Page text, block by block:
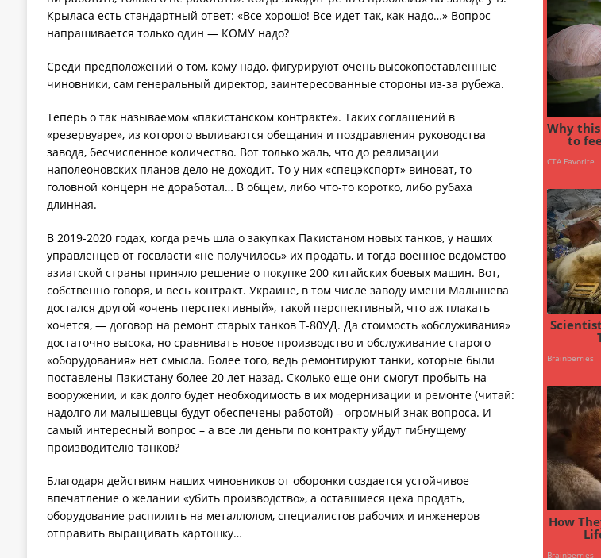
Крыласа есть стандартный ответ: «Все хорошо! Все идет так, как надо…» Вопрос
напрашивается только один — КОМУ надо?
Среди предположений о том, кому надо, фигурируют очень высокопоставленные
чиновники, сам генеральный директор, заинтересованные стороны из-за рубежа.
Теперь о так называемом «пакистанском контракте». Таких соглашений в
«резервуаре», из которого выливаются обещания и поздравления руководства
завода, бесчисленное количество. Вот только жаль, что до реализации
наполеоновских планов дело не доходит. То у них «спецэкспорт» виноват, то
головной концерн не доработал… В общем, либо что-то коротко, либо рубаха
длинная.
В 2019-2020 годах, когда речь шла о закупках Пакистаном новых танков, у наших
управленцев от госвласти «не получилось» их продать, и тогда военное ведомство
азиатской страны приняло решение о покупке 200 китайских боевых машин. Вот,
собственно говоря, и весь контракт. Украине, в том числе заводу имени Малышева
достался другой «очень перспективный», такой перспективный, что аж плакать
хочется, — договор на ремонт старых танков Т-80УД. Да стоимость «обслуживания»
достаточно высока, но сравнивать новое производство и обслуживание старого
«оборудования» нет смысла. Более того, ведь ремонтируют танки, которые были
поставлены Пакистану более 20 лет назад. Сколько еще они смогут пробыть на
вооружении, и как долго будет необходимость в их модернизации и ремонте (читай:
надолго ли малышевцы будут обеспечены работой) – огромный знак вопроса. И
самый интересный вопрос – а все ли деньги по контракту уйдут гибнущему
производителю танков?
Благодаря действиям наших чиновников от оборонки создается устойчивое
впечатление о желании «убить производство», а оставшиеся цеха продать,
оборудование распилить на металлолом, специалистов рабочих и инженеров
отправить выращивать картошку…